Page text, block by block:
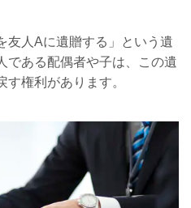
人Aに遺贈する」という遺
である配偶者や子は、この遺
権利があります。